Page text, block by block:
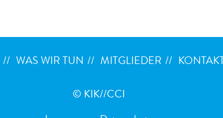
WAS WIR TUN MITGLIEDER KONTAKT
© KIK//CCI